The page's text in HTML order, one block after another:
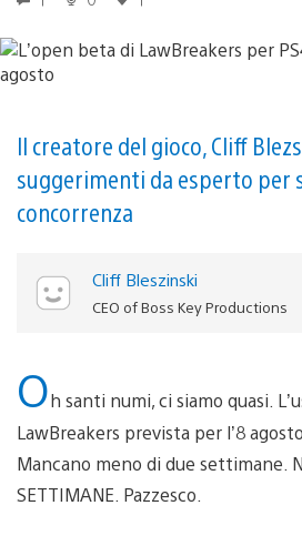
Il creatore del gioco, Cliff
suggerimenti da esperto per
concorrenza
Cliff Bleszinski
CEO of Boss Key Productions
Oh santi numi, ci siamo quasi.
LawBreakers prevista per l’8
Mancano meno di due settimane.
SETTIMANE. Pazzesco.